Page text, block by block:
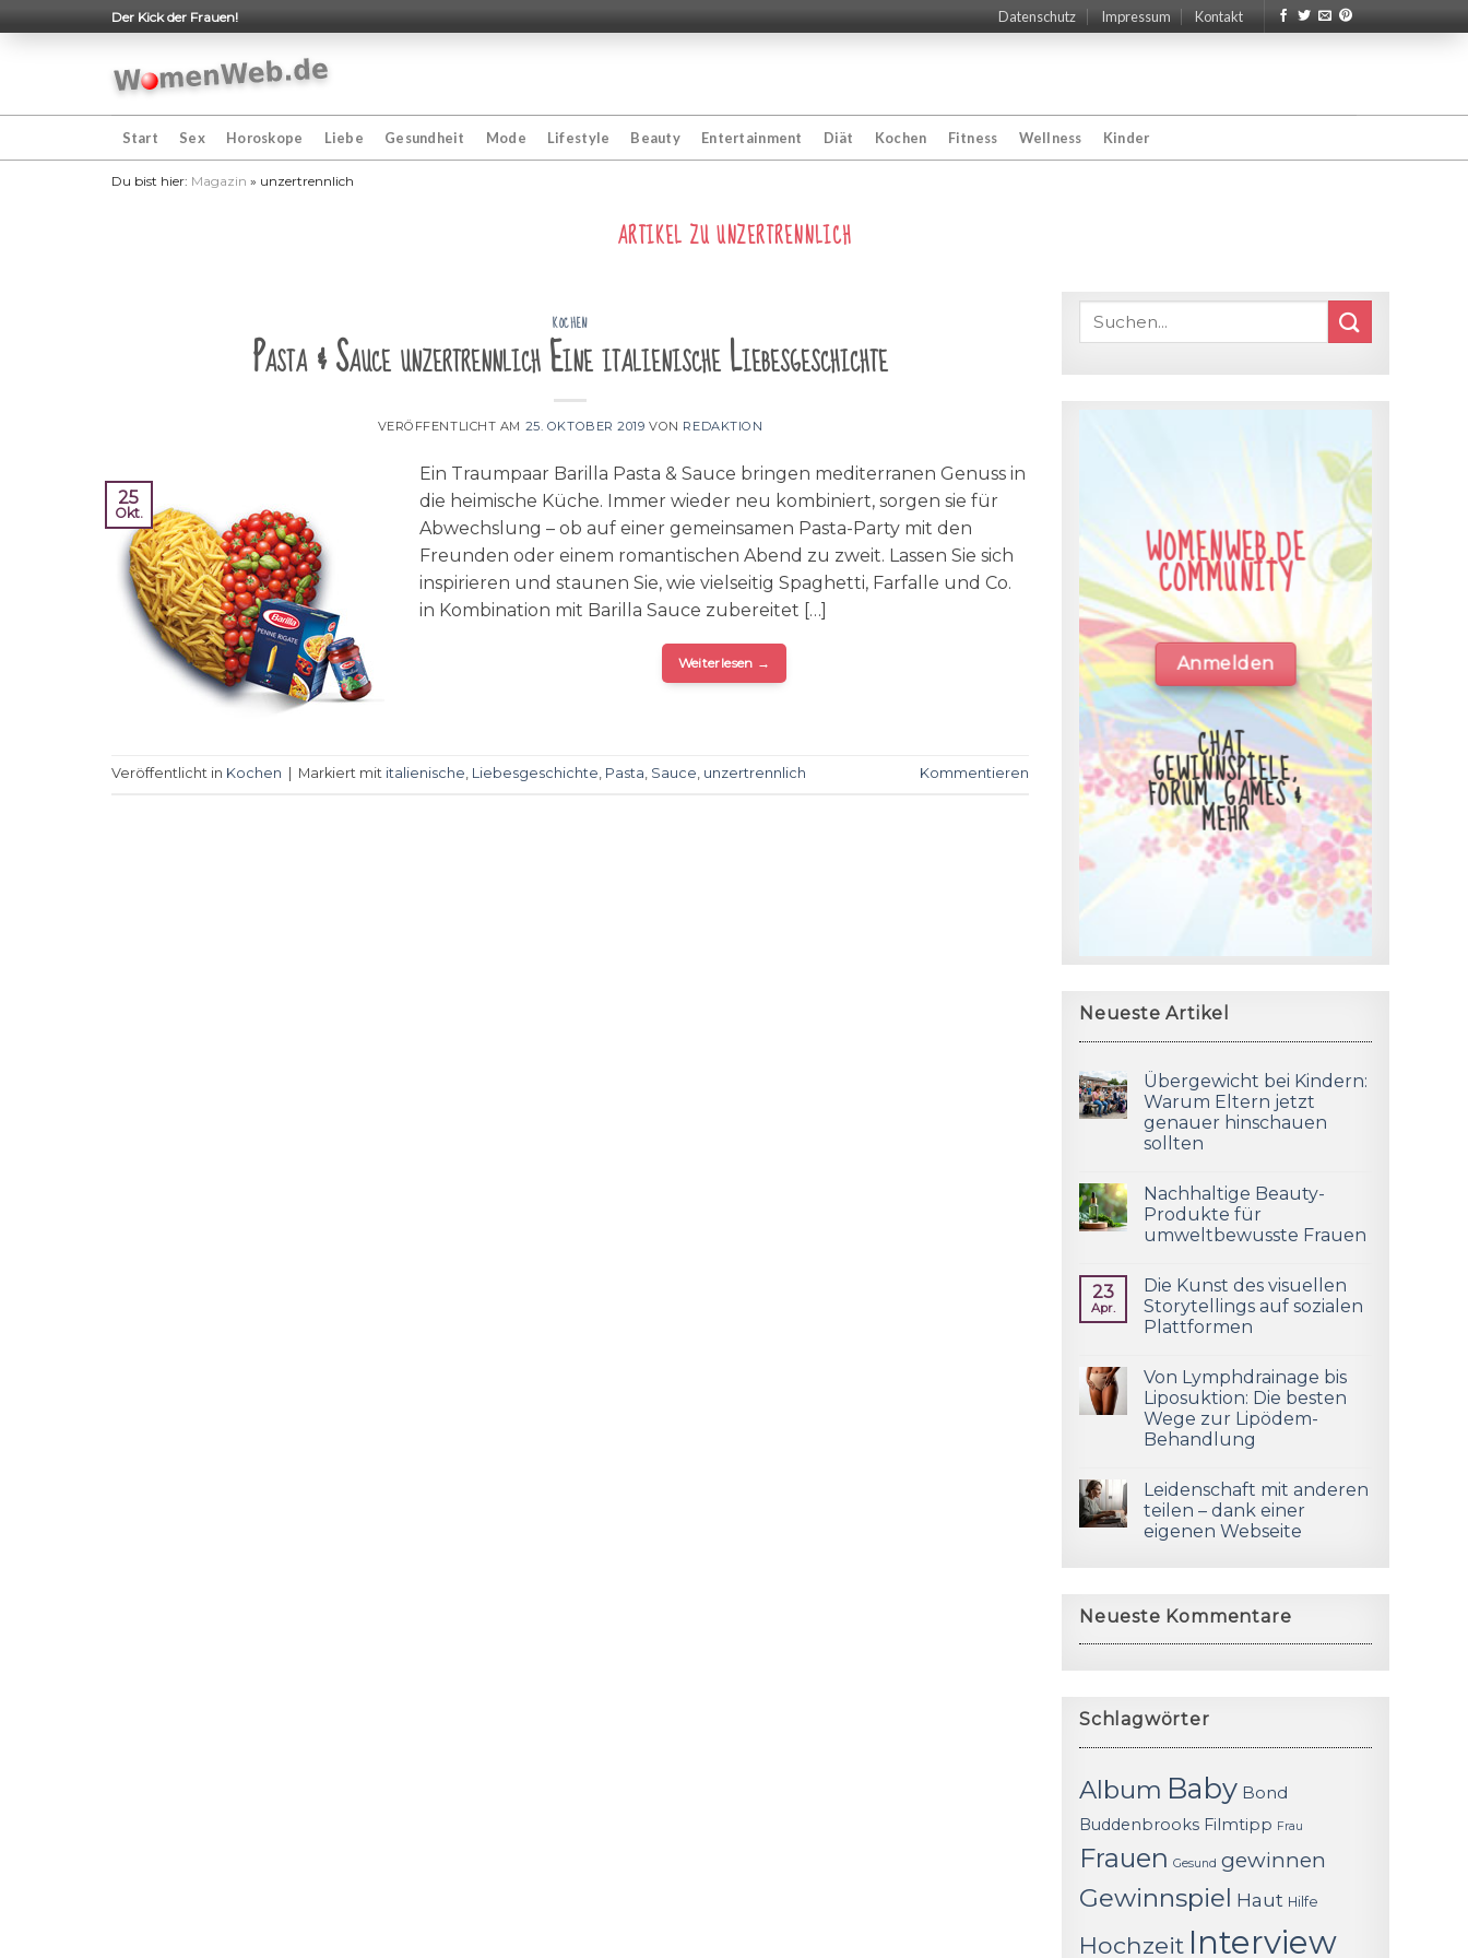
to
Der Kick der Frauen! Datenschutz Impressum Kontakt
Start Sex Horoskope Liebe Gesundheit Mode Lifestyle Beauty Entertainment Diät Kochen Fitness Wellness Kinder
Du bist hier: Magazin » unzertrennlich
ARTIKEL ZUUNZERTRENNLICH
KOCHEN
Pasta & Sauce unzertrennlich Eine italienische Liebesgeschichte
VERÖFFENTLICHT AM 25. OKTOBER 2019 VON REDAKTION
25
Okt.
Ein Traumpaar Barilla Pasta & Sauce bringen mediterranen Genuss in
die heimische Küche. Immer wieder neu kombiniert, sorgen sie für
Abwechslung – ob auf einer gemeinsamen Pasta-Party mit den
Freunden oder einem romantischen Abend zu zweit. Lassen Sie sich
inspirieren und staunen Sie, wie vielseitig Spaghetti, Farfalle und Co.
in Kombination mit Barilla Sauce zubereitet […]
Weiterlesen →
Veröffentlicht in Kochen Markiert mit italienische, Liebesgeschichte, Pasta, Sauce, unzertrennlich Kommentieren
WOMENWEB.DE
COMMUNITY
Anmelden
CHAT,
GEWINNSPIELE,
FORUM, GAMES &
MEHR
Neueste Artikel
Übergewicht bei Kindern:
Warum Eltern jetzt
genauer hinschauen
sollten
Nachhaltige Beauty-
Produkte für
umweltbewusste Frauen
23
Apr.
Die Kunst des visuellen
Storytellings auf sozialen
Plattformen
Von Lymphdrainage bis
Liposuktion: Die besten
Wege zur Lipödem-
Behandlung
Leidenschaft mit anderen
teilen – dank einer
eigenen Webseite
Neueste Kommentare
Schlagwörter
Album Baby Bond
Buddenbrooks Filmtipp Frau
Frauen Gesund gewinnen
Gewinnspiel Haut Hilfe
Hochzeit Interview